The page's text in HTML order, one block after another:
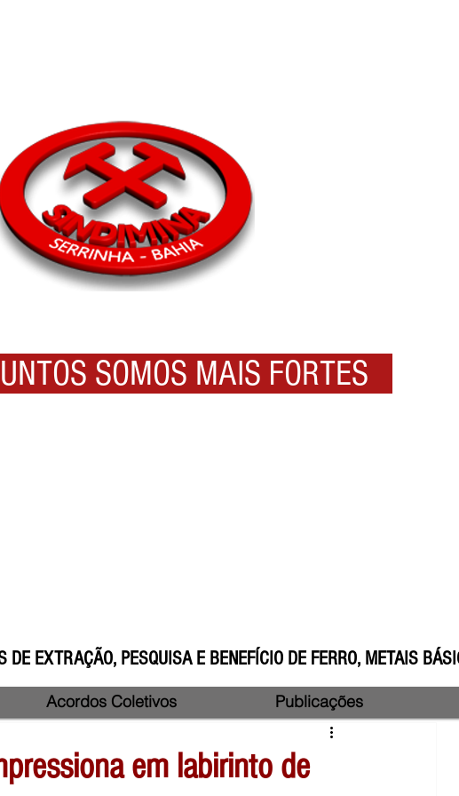
SOMOS MAIS FORTES
EXTRAÇÃO, PESQUISA E BENEFÍCIO DE FERRO, METAIS
em labirinto de
Acordos Coletivos Publicações